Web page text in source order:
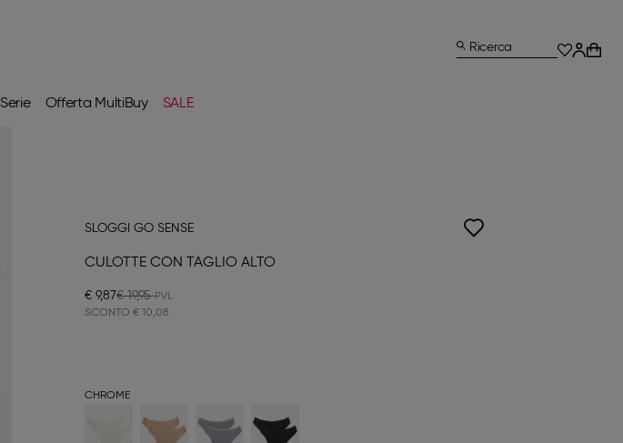
Serie Offerta MultiBuy SALE
Ricerca
SLOGGI GO SENSE
CULOTTE CON TAGLIO ALTO
€ 9,87€ 19,95
SCONTO € 10,08
CHROME